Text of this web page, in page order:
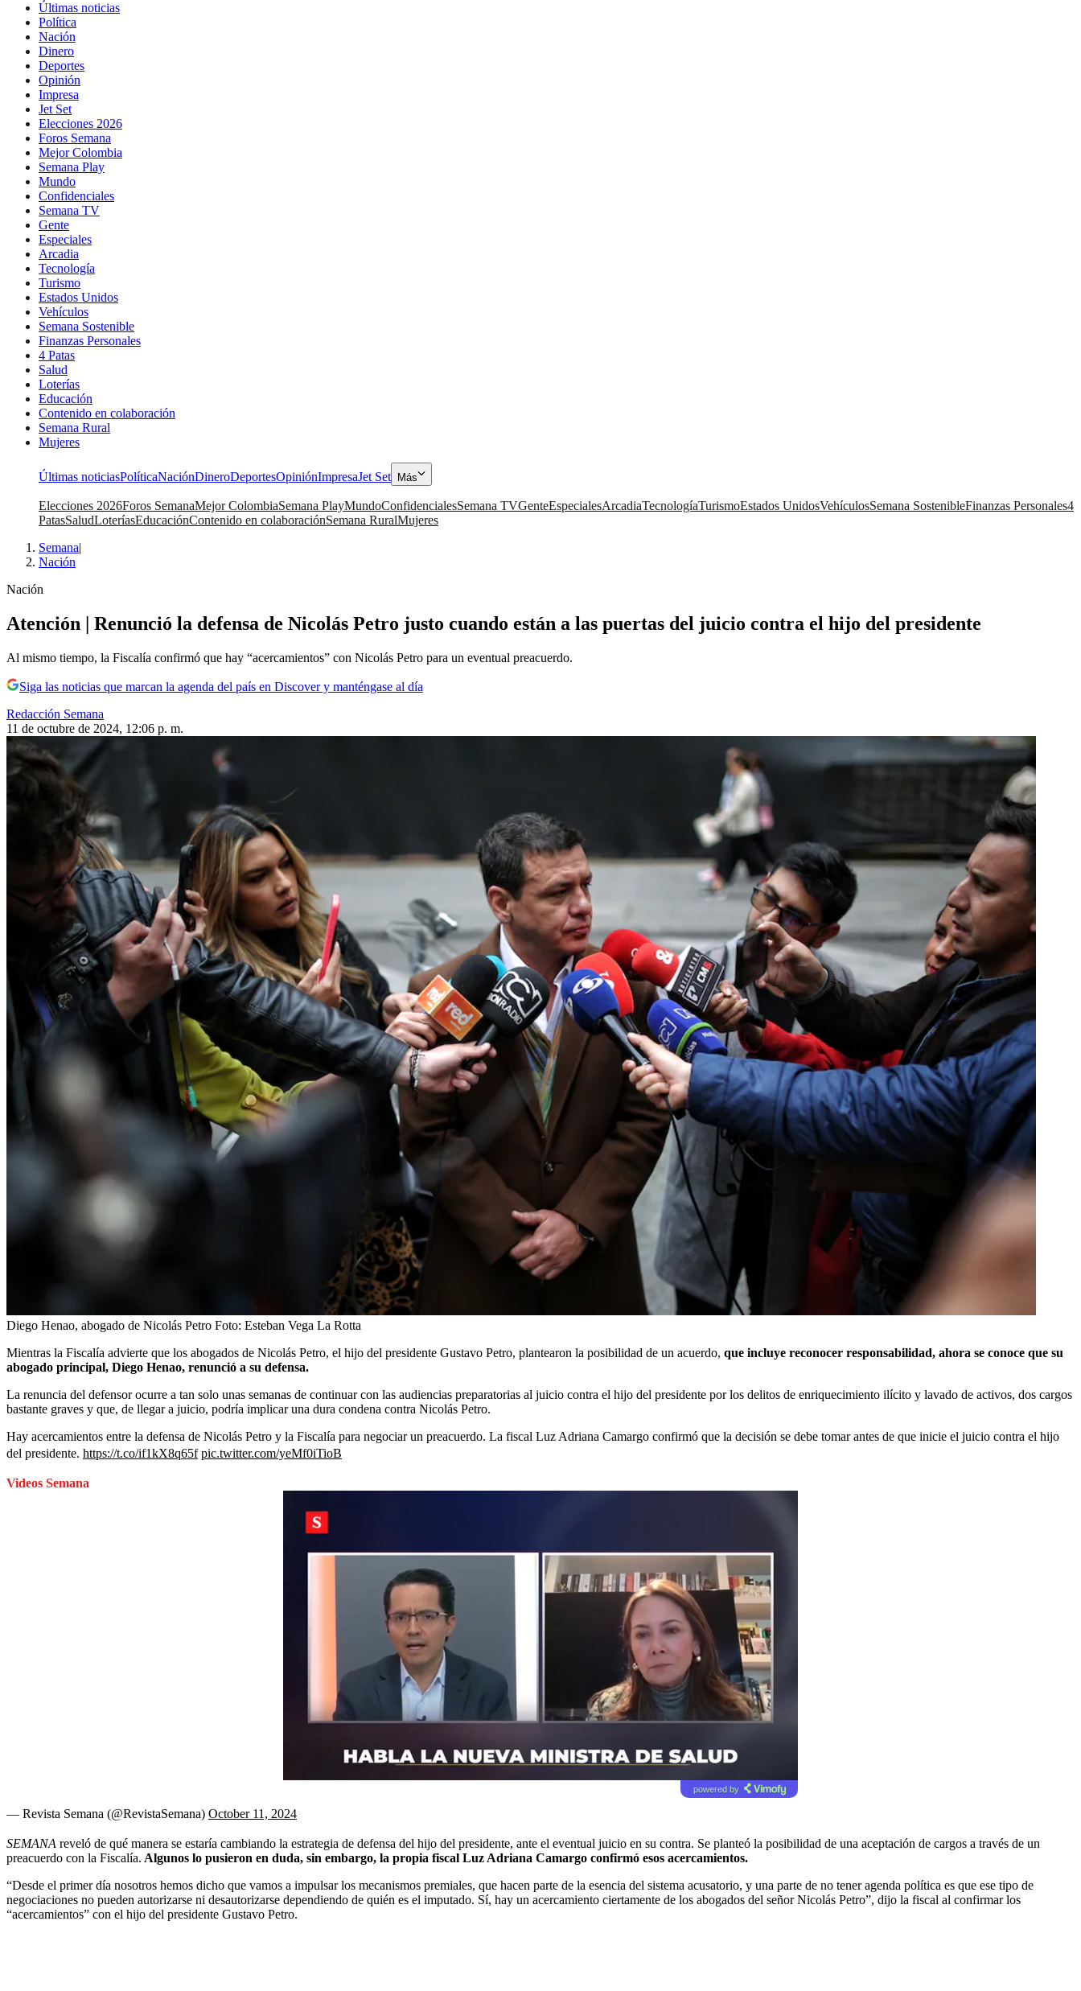
Últimas noticias
Política
Nación
Dinero
Deportes
Opinión
Impresa
Jet Set
Elecciones 2026
Foros Semana
Mejor Colombia
Semana Play
Mundo
Confidenciales
Semana TV
Gente
Especiales
Arcadia
Tecnología
Turismo
Estados Unidos
Vehículos
Semana Sostenible
Finanzas Personales
4 Patas
Salud
Loterías
Educación
Contenido en colaboración
Semana Rural
Mujeres
Últimas noticiasPolíticaNaciónDineroDeportesOpiniónImpresaJet Set Más
Elecciones 2026Foros SemanaMejor ColombiaSemana PlayMundoConfidencialesSemana TVGenteEspecialesArcadiaTecnologíaTurismoEstados UnidosVehículosSemana SostenibleFinanzas Personales4
PatasSaludLoteríasEducaciónContenido en colaboraciónSemana RuralMujeres
Semana|
Nación
Nación
Atención | Renunció la defensa de Nicolás Petro justo cuando están a las puertas del juicio contra el hijo del presidente
Al mismo tiempo, la Fiscalía confirmó que hay “acercamientos” con Nicolás Petro para un eventual preacuerdo.
Siga las noticias que marcan la agenda del país en Discover y manténgase al día
Redacción Semana
11 de octubre de 2024, 12:06 p. m.
Diego Henao, abogado de Nicolás Petro Foto: Esteban Vega La Rotta
Mientras la Fiscalía advierte que los abogados de Nicolás Petro, el hijo del presidente Gustavo Petro, plantearon la posibilidad de un acuerdo, que incluye reconocer responsabilidad, ahora se conoce que su
abogado principal, Diego Henao, renunció a su defensa.
La renuncia del defensor ocurre a tan solo unas semanas de continuar con las audiencias preparatorias al juicio contra el hijo del presidente por los delitos de enriquecimiento ilícito y lavado de activos, dos cargos
bastante graves y que, de llegar a juicio, podría implicar una dura condena contra Nicolás Petro.
Hay acercamientos entre la defensa de Nicolás Petro y la Fiscalía para negociar un preacuerdo. La fiscal Luz Adriana Camargo confirmó que la decisión se debe tomar antes de que inicie el juicio contra el hijo
del presidente. https://t.co/if1kX8q65f pic.twitter.com/yeMf0iTioB
Videos Semana
powered by
— Revista Semana (@RevistaSemana) October 11, 2024
SEMANA reveló de qué manera se estaría cambiando la estrategia de defensa del hijo del presidente, ante el eventual juicio en su contra. Se planteó la posibilidad de una aceptación de cargos a través de un
preacuerdo con la Fiscalía. Algunos lo pusieron en duda, sin embargo, la propia fiscal Luz Adriana Camargo confirmó esos acercamientos.
“Desde el primer día nosotros hemos dicho que vamos a impulsar los mecanismos premiales, que hacen parte de la esencia del sistema acusatorio, y una parte de no tener agenda política es que ese tipo de
negociaciones no pueden autorizarse ni desautorizarse dependiendo de quién es el imputado. Sí, hay un acercamiento ciertamente de los abogados del señor Nicolás Petro”, dijo la fiscal al confirmar los
“acercamientos” con el hijo del presidente Gustavo Petro.